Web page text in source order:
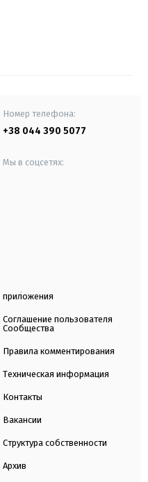
Номер телефона:
+38 044 390 5077
Мы в соцсетях:
приложения
Соглашение пользователя
Сообщества
Правила комментирования
Техническая информация
Контакты
Вакансии
Структура собственности
Архив